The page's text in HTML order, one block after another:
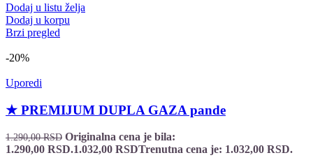
Dodaj u listu želja
Dodaj u korpu
Brzi pregled
-20%
Uporedi
★ PREMIJUM DUPLA GAZA pande
1.290,00RSD Originalna cena je bila:
1.290,00 RSD.1.032,00 RSDTrenutna cena je: 1.032,00 RSD.